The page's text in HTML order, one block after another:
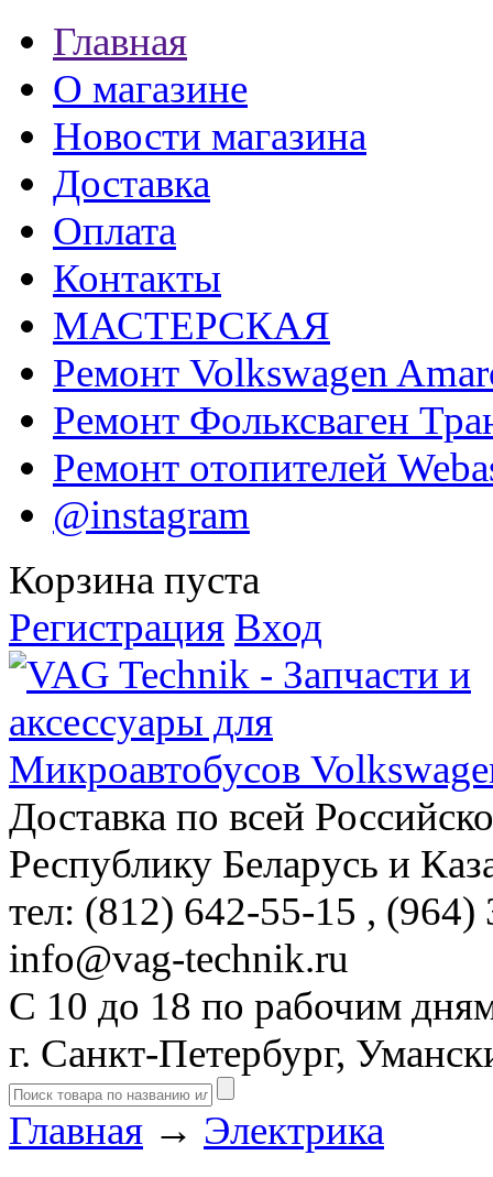
Главная
О магазине
Новости магазина
Доставка
Оплата
Контакты
МАСТЕРСКАЯ
Ремонт Volkswagen
Ремонт Фольксваген
Ремонт отопителей
@instagram
Корзина пуста
Регистрация Вход
Доставка по всей
Республику Беларусь и
тел: (812) 642-55-15 , (964)
info@vag-technik.ru
С 10 до 18 по рабочим
г. Санкт-Петербург,
Главная → Электрика